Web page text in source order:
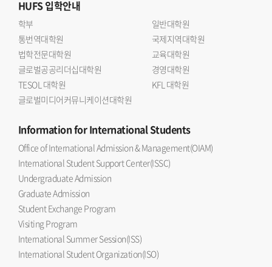
HUFS입학안내
학부
일반대학원
통번역대학원
국제지역대학원
법학전문대학원
교육대학원
글로벌공공리더십대학원
경영대학원
TESOL 대학원
KFL 대학원
글로벌미디어커뮤니케이션대학원
Informationfor International Students
Office of International Admission & Management(OIAM)
International Student Support Center(ISSC)
Undergraduate Admission
Graduate Admission
Student Exchange Program
Visiting Program
International Summer Session(ISS)
International Student Organization(ISO)